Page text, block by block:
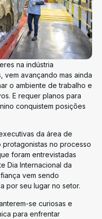
na indústria
vem avançando mas ainda
o ambiente de trabalho e
E requer planos para
conquistem posições
da área de
no processo
foram entrevistadas
Dia Internacional da
vem sendo
por seu lugar no setor.
se curiosas e
para enfrentar